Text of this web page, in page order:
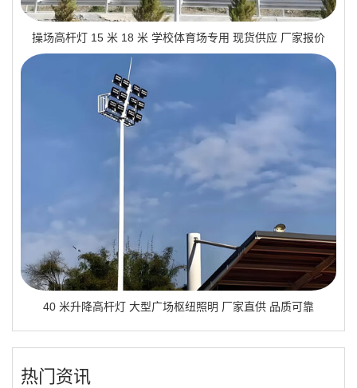
操场高杆灯 15 米 18 米 学校体育场专用 现货供应 厂家报价
40 米升降高杆灯 大型广场枢纽照明 厂家直供 品质可靠
热门资讯